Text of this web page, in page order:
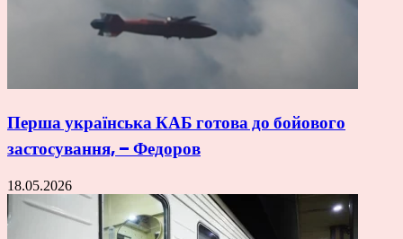
Перша українська КАБ готова до бойового
застосування, – Федоров
18.05.2026